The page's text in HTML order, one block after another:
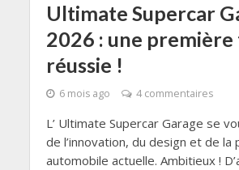
Ultimate Supercar
2026 : une première
réussie !
6 mois ago 4 commentaires
L’ Ultimate Supercar Garage se
de l’innovation, du design et de la
automobile actuelle. Ambitieux !